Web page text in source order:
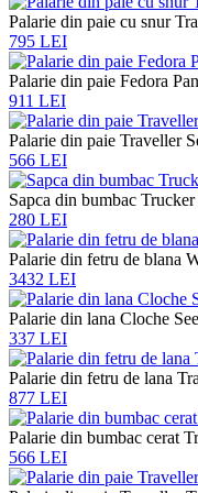
Palarie din paie cu snur
795 LEI
Palarie din paie Fedora
911 LEI
Palarie din paie Traveller
566 LEI
Sapca din bumbac
280 LEI
Palarie din fetru de blana
3432 LEI
Palarie din lana Cloche
337 LEI
Palarie din fetru de lana
877 LEI
Palarie din bumbac cerat
566 LEI